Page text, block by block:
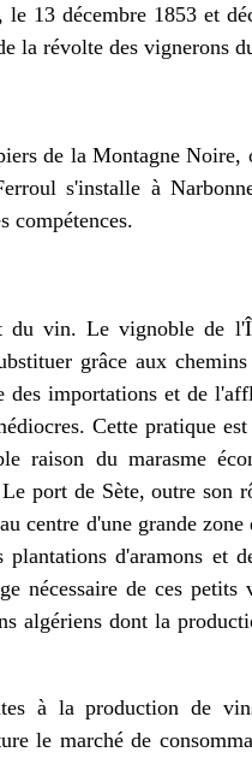
le 13 décembre 1853 et
la révolte des vignerons
de la Montagne Noire,
s'installe à
compétences.
vin. Le vignoble de
grâce aux
importations et de
Cette pratique
raison du marasme
port de Sète, outre son
centre d'une grande
plantations d'aramons et
nécessaire de ces petits
algériens dont la
à la production de
le marché de